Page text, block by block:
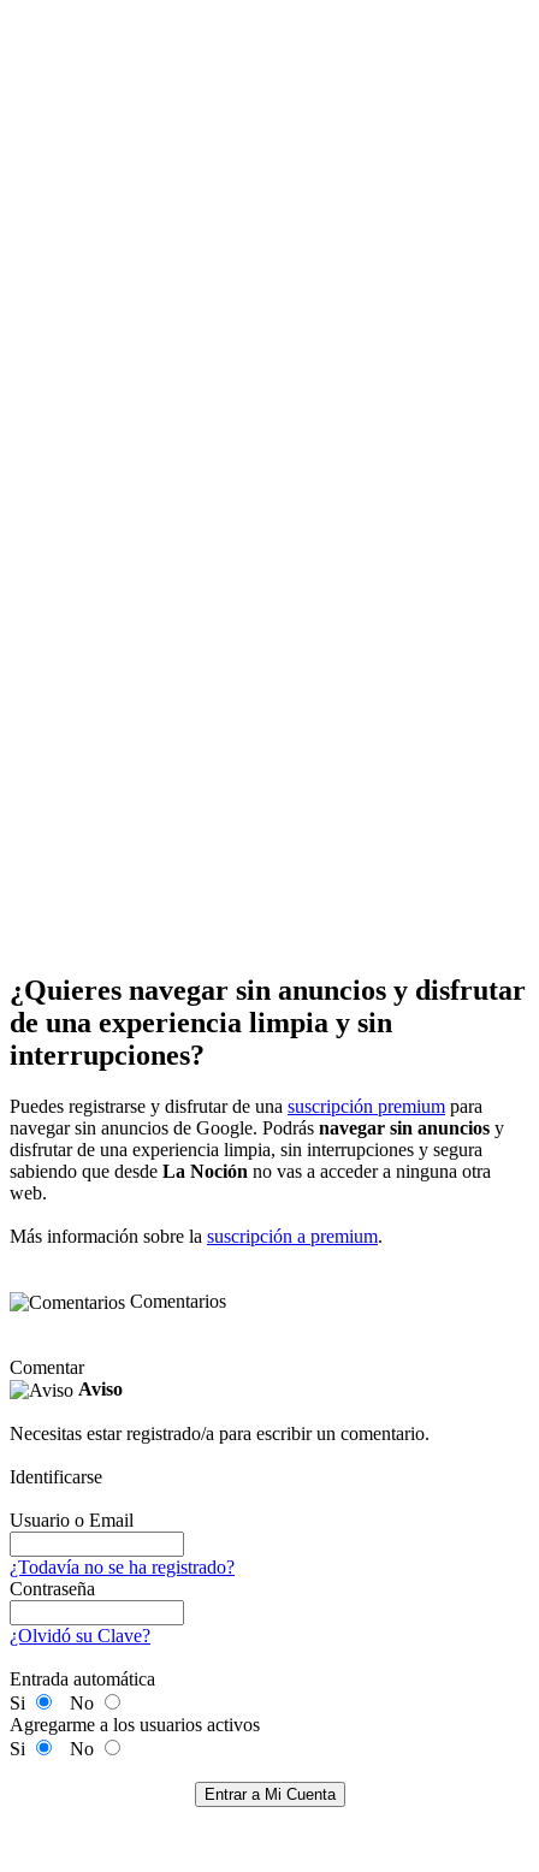
¿Quieres navegar sin anuncios y disfrutar
de una experiencia limpia y sin
interrupciones?
Puedes registrarse y disfrutar de una suscripción premium para
navegar sin anuncios de Google. Podrás navegar sin anuncios y
disfrutar de una experiencia limpia, sin interrupciones y segura
sabiendo que desde La Noción no vas a acceder a ninguna otra
web.
Más información sobre la suscripción a premium.
Comentarios
Comentar
Aviso
Necesitas estar registrado/a para escribir un comentario.
Identificarse
Usuario o Email
¿Todavía no se ha registrado?
Contraseña
¿Olvidó su Clave?
Entrada automática
Si
No
Agregarme a los usuarios activos
Si
No
Entrar a Mi Cuenta